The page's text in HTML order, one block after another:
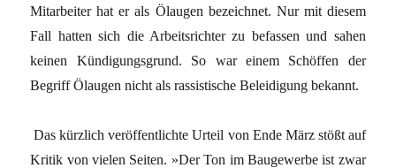
Mitarbeiter hat er als Ölaugen bezeichnet. Nur mit diesem
Fall hatten sich die Arbeitsrichter zu befassen und sahen
keinen Kündigungsgrund. So war einem Schöffen der
Begriff Ölaugen nicht als rassistische Beleidigung bekannt.
Das kürzlich veröffentlichte Urteil von Ende März stößt auf
Kritik von vielen Seiten. »Der Ton im Baugewerbe ist zwar